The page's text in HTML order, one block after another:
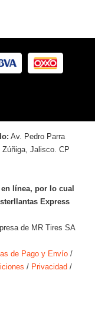
Av. Pedro Parra
Jalisco. CP
línea, por lo cual
Express
de MR Tires SA
de Pago y Envío/
/ Privacidad /